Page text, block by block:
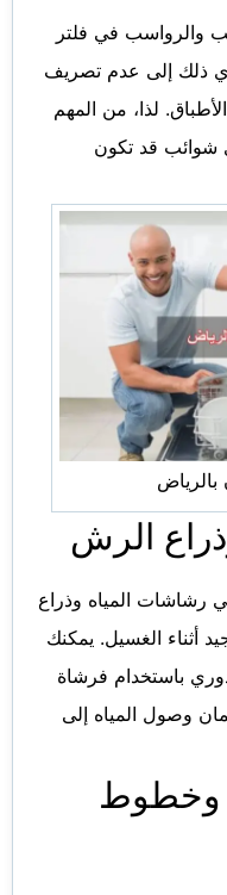
والرواسب في فلتر
ذلك إلى عدم تصريف
لذا، من المهم
شوائب قد تكون
الرش
رشاشات المياه وذراع
أثناء الغسيل. يمكنك
باستخدام فرشاة
وصول المياه إلى
وخطوط